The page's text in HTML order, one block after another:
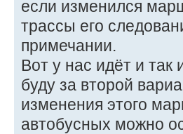
если изменился
трассы его
примечании.
Вот у нас идёт и так
буду за второй
изменения этого
автобусных можно